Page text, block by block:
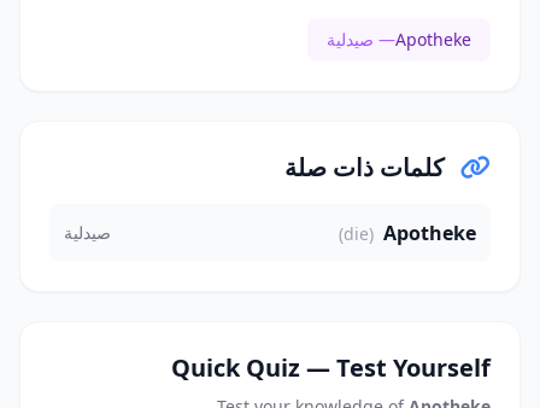
Apotheke— صيدلية
كلمات ذات صلة
Apotheke
(die) صيدلية
Quick Quiz — Test Yourself